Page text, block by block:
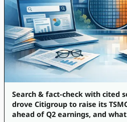
Search & fact-check with cited
drove Citigroup to raise its
ahead of Q2 earnings, and what